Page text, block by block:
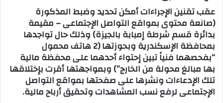
عقب تقنين الإجراءات أمكن تحديد وضبط المذكورة
(صانعة محتوى بمواقع التواصل الإجتماعى – مقيمة
بدائرة قسم شرطة إمبابة بالجيزة) وذلك حال تواجدها
بمحافظة الإسكندرية وبحوزتها (2 هاتف محمول
“بفحصهما فنياً تبين إحتواء أحدهما على محفظة مالية
بها مبالغ محولة من الخارج”) وبمواجهتها أقرت بإختلاقها
تلك الإدعاءات ونشرها على صفحتها بمواقع التواصل
الإجتماعى لرفع نسب المشاهدات وتحقيق أرباح مالية.